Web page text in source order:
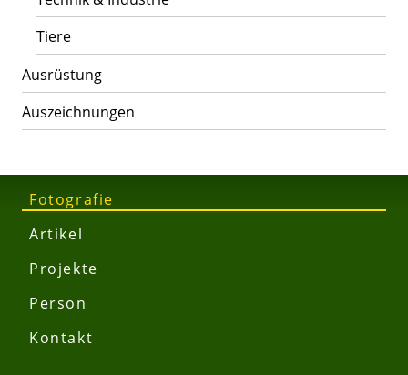
Fotografie
Artikel
Projekte
Person
Kontakt
Tiere
Ausrüstung
Auszeichnungen